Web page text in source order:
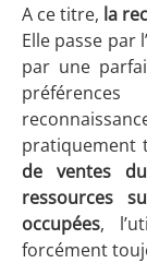
A ce titre, la
Elle passe par
par une
pratiquement
de ventes
ressources
occupées,
forcément